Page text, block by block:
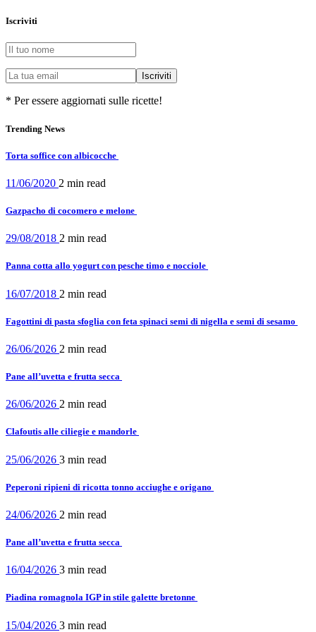
Iscriviti
* Per essere aggiornati sulle ricette!
Trending News
Torta soffice con albicocche
11/06/2020 2 min read
Gazpacho di cocomero e melone
29/08/2018 2 min read
Panna cotta allo yogurt con pesche timo e nocciole
16/07/2018 2 min read
Fagottini di pasta sfoglia con feta spinaci semi di nigella e semi di sesamo
26/06/2026 2 min read
Pane all’uvetta e frutta secca
26/06/2026 2 min read
Clafoutis alle ciliegie e mandorle
25/06/2026 3 min read
Peperoni ripieni di ricotta tonno acciughe e origano
24/06/2026 2 min read
Pane all’uvetta e frutta secca
16/04/2026 3 min read
Piadina romagnola IGP in stile galette bretonne
15/04/2026 3 min read